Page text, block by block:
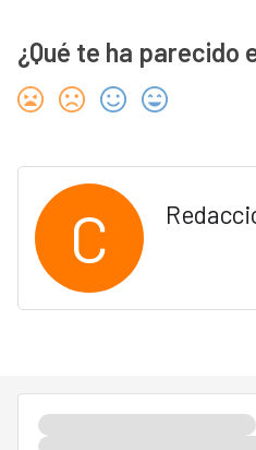
¿Qué te ha parecido
C